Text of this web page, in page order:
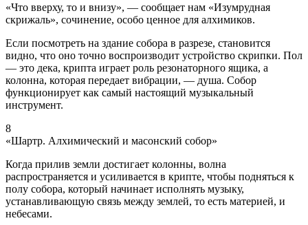
«Что вверху, то и внизу», — сообщает нам «Изумрудная
скрижаль», сочинение, особо ценное для алхимиков.
Если посмотреть на здание собора в разрезе, становится
видно, что оно точно воспроизводит устройство скрипки. Пол
— это дека, крипта играет роль резонаторного ящика, а
колонна, которая передает вибрации, — душа. Собор
функционирует как самый настоящий музыкальный
инструмент.
8
«Шартр. Алхимический и масонский собор»
Когда прилив земли достигает колонны, волна
распространяется и усиливается в крипте, чтобы подняться к
полу собора, который начинает исполнять музыку,
устанавливающую связь между землей, то есть материей, и
небесами.